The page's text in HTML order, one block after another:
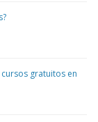
gratuitos en